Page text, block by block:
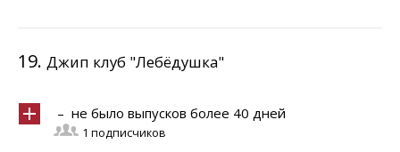
19. Джип клуб "Лебёдушка"
– не было выпусков более 40 дней
1 подписчиков